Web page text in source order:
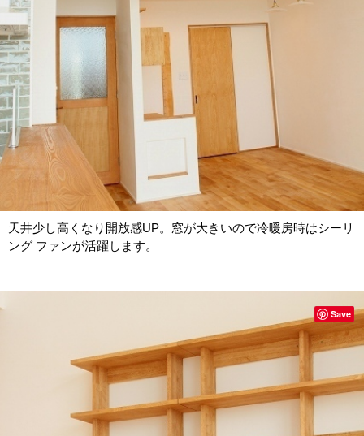
天井少し高くなり開放感UP。窓が大きいので冷暖房時はシーリ
ング ファンが活躍します。
Save